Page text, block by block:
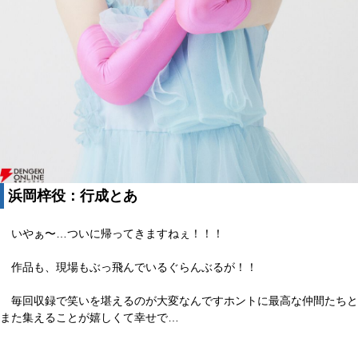
浜岡梓役：行成とあ
いやぁ〜…ついに帰ってきますねぇ！！！
作品も、現場もぶっ飛んでいるぐらんぶるが！！
毎回収録で笑いを堪えるのが大変なんですホントに最高な仲間たちと
また集えることが嬉しくて幸せで…